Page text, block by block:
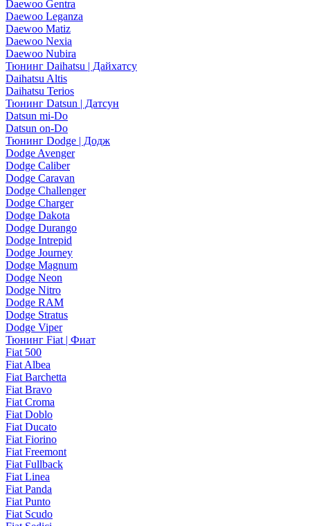
Daewoo Gentra
Daewoo Leganza
Daewoo Matiz
Daewoo Nexia
Daewoo Nubira
Тюнинг Daihatsu | Дайхатсу
Daihatsu Altis
Daihatsu Terios
Тюнинг Datsun | Датсун
Datsun mi-Do
Datsun on-Do
Тюнинг Dodge | Додж
Dodge Avenger
Dodge Caliber
Dodge Caravan
Dodge Challenger
Dodge Charger
Dodge Dakota
Dodge Durango
Dodge Intrepid
Dodge Journey
Dodge Magnum
Dodge Neon
Dodge Nitro
Dodge RAM
Dodge Stratus
Dodge Viper
Тюнинг Fiat | Фиат
Fiat 500
Fiat Albea
Fiat Barchetta
Fiat Bravo
Fiat Croma
Fiat Doblo
Fiat Ducato
Fiat Fiorino
Fiat Freemont
Fiat Fullback
Fiat Linea
Fiat Panda
Fiat Punto
Fiat Scudo